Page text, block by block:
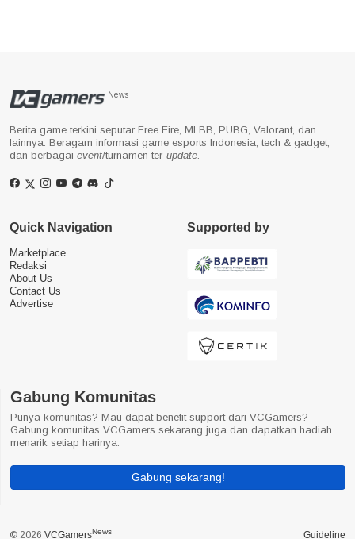
News
Berita game terkini seputar Free Fire, MLBB, PUBG, Valorant, dan
lainnya. Beragam informasi game esports Indonesia, tech & gadget,
dan berbagai event/turnamen ter-update
Quick Navigation
Marketplace
Redaksi
About Us
Contact Us
Advertise
Supported by
Gabung Komunitas
Punya komunitas? Mau dapat benefit support dari VCGamers?
Gabung komunitas VCGamers sekarang juga dan dapatkan hadiah
menarik setiap harinya.
Gabung sekarang!
© 2026 VCGamersNews Guideline